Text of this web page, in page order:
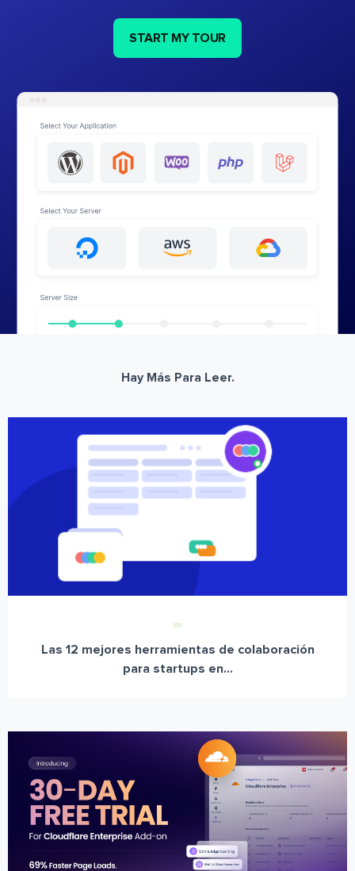
START MY TOUR
Hay Más Para Leer.
Las 12 mejores herramientas de colaboración
para startups en...